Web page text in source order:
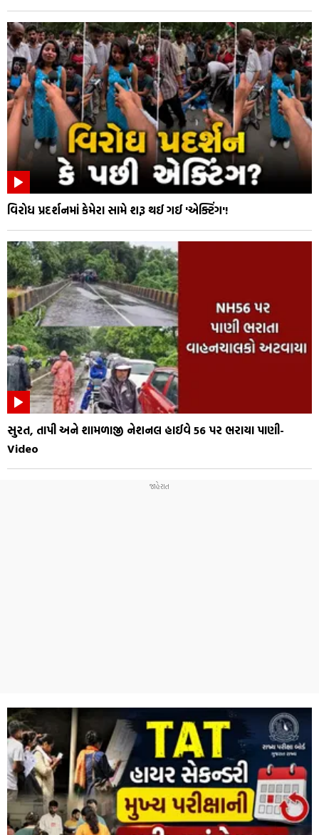
વિરોધ પ્રદર્શનમાં કેમેરા સામે શરૂ થઈ ગઈ 'એક્ટિંગ'!
સુરત, તાપી અને શામળાજી નેશનલ હાઈવે 56 પર ભરાયા પાણી-
Video